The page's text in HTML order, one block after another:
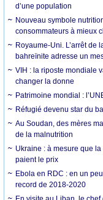
d’une population
Nouveau symbole
consommateurs à mieux
Royaume-Uni. L’arrêt de
bahreïnite adresse un
VIH : la riposte mondiale
changer la donne
Patrimoine mondial :
Réfugié devenu star du
Au Soudan, des mères
de la malnutrition
Ukraine : à mesure que
paient le prix
Ebola en RDC : en un
record de 2018-2020